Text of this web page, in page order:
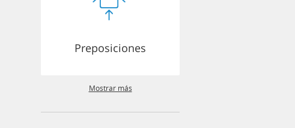
Preposiciones
Mostrar más